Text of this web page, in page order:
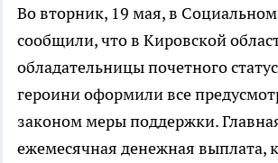
Во вторник, 19 мая, в
сообщили, что в Кировской
обладательницы почетного
героини оформили все
законом меры поддержки.
ежемесячная денежная выплата,